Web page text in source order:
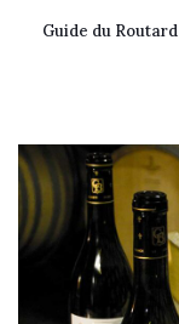
Guide du Routard